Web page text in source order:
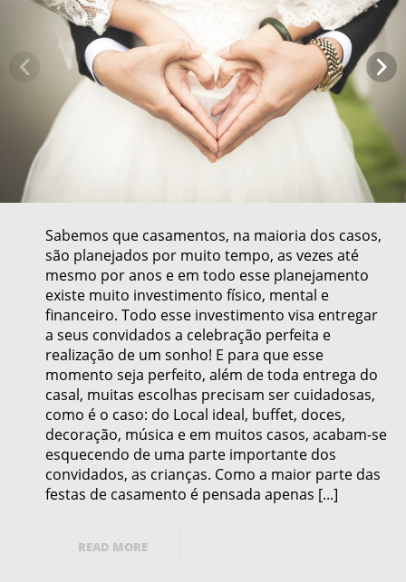
 
Sabemos que casamentos, na maioria dos casos,
são planejados por muito tempo, as vezes até
mesmo por anos e em todo esse planejamento
existe muito investimento físico, mental e
financeiro. Todo esse investimento visa entregar
a seus convidados a celebração perfeita e
realização de um sonho! E para que esse
momento seja perfeito, além de toda entrega do
casal, muitas escolhas precisam ser cuidadosas,
como é o caso: do Local ideal, buffet, doces,
decoração, música e em muitos casos, acabam-se
esquecendo de uma parte importante dos
convidados, as crianças. Como a maior parte das
festas de casamento é pensada apenas [...]
READ MORE